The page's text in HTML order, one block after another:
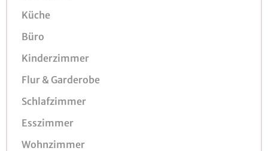
Küche
Büro
Kinderzimmer
Flur & Garderobe
Schlafzimmer
Esszimmer
Wohnzimmer